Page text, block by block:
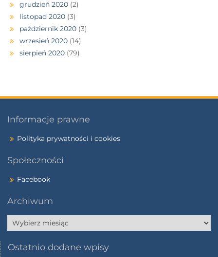
grudzień 2020 (2)
listopad 2020 (3)
październik 2020 (3)
wrzesień 2020 (14)
sierpień 2020 (79)
Informacje prawne
Polityka prywatności i cookies
Społeczności
Facebook
Archiwum
Ostatnio dodane wpisy